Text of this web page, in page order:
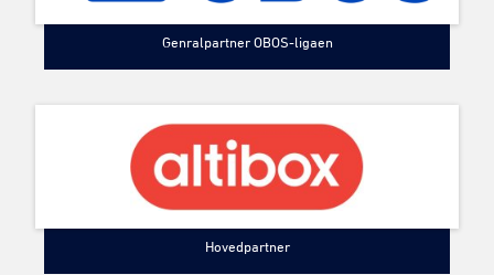
Genralpartner OBOS-ligaen
Hovedpartner